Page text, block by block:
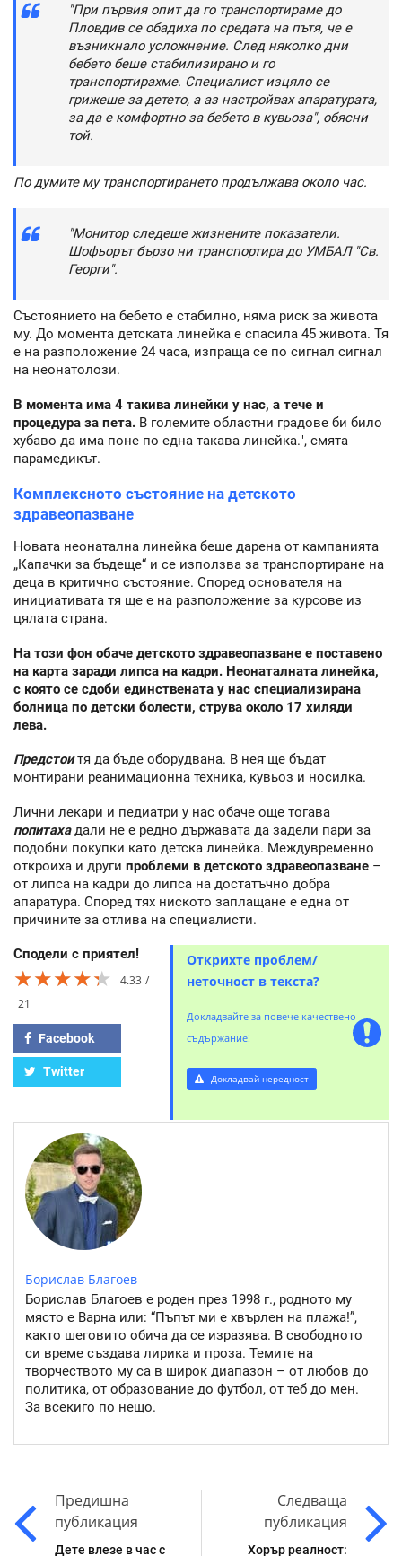
"При първия опит да го транспортираме до
Пловдив се обадиха по средата на пътя, че е
възникнало усложнение. След няколко дни
бебето беше стабилизирано и го
транспортирахме. Специалист изцяло се
грижеше за детето, а аз настройвах апаратурата,
за да е комфортно за бебето в кувьоза", обясни
той.
По думите му транспортирането продължава около час.
"Монитор следеше жизнените показатели.
Шофьорът бързо ни транспортира до УМБАЛ "Св.
Георги".
Състоянието на бебето е стабилно, няма риск за живота
му. До момента детската линейка е спасила 45 живота. Тя
е на разположение 24 часа, изпраща се по сигнал сигнал
на неонатолози.
В момента има 4 такива линейки у нас, а тече и
процедура за пета. В големите областни градове би било
хубаво да има поне по една такава линейка.", смята
парамедикът.
Комплексното състояние на детското
здравеопазване
Новата неонатална линейка беше дарена от кампанията
„Капачки за бъдеще“ и се използва за транспортиране на
деца в критично състояние. Според основателя на
инициативата тя ще е на разположение за курсове из
цялата страна.
На този фон обаче детското здравеопазване е поставено
на карта заради липса на кадри. Неонаталната линейка,
с която се сдоби единствената у нас специализирана
болница по детски болести, струва около 17 хиляди
лева.
Предстоитя да бъде оборудвана. В нея ще бъдат
монтирани реанимационна техника, кувьоз и носилка.
Лични лекари и педиатри у нас обаче още тогава
попитахадали не е редно държавата да задели пари за
подобни покупки като детска линейка. Междувременно
откроиха и други проблеми в детското здравеопазване –
от липса на кадри до липса на достатъчно добра
апаратура. Според тях ниското заплащане е една от
причините за отлива на специалисти.
Сподели с приятел!
★★★★★
★★★★★
★★★★★
4.33
21
Facebook
Twitter
Открихте проблем/
неточност в текста?
Докладвайте за повече качествено
съдържание!
Докладвай нередност
Борислав Благоев
Борислав Благоев е роден през 1998 г., родното му
място е Варна или: “Пъпът ми е хвърлен на плажа!”,
както шеговито обича да се изразява. В свободното
си време създава лирика и проза. Темите на
творчеството му са в широк диапазон – от любов до
политика, от образование до футбол, от теб до мен.
За всекиго по нещо.
Предишна
публикация
Дете влезе в час с
Следваща
публикация
Хорър реалност: